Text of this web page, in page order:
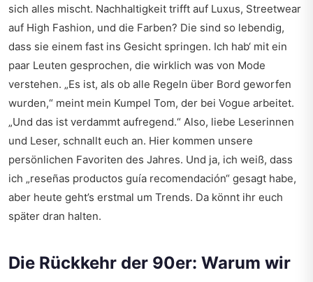
sich alles mischt. Nachhaltigkeit trifft auf Luxus, Streetwear
auf High Fashion, und die Farben? Die sind so lebendig,
dass sie einem fast ins Gesicht springen. Ich hab‘ mit ein
paar Leuten gesprochen, die wirklich was von Mode
verstehen. „Es ist, als ob alle Regeln über Bord geworfen
wurden,“ meint mein Kumpel Tom, der bei Vogue arbeitet.
„Und das ist verdammt aufregend.“ Also, liebe Leserinnen
und Leser, schnallt euch an. Hier kommen unsere
persönlichen Favoriten des Jahres. Und ja, ich weiß, dass
ich „reseñas productos guía recomendación“ gesagt habe,
aber heute geht’s erstmal um Trends. Da könnt ihr euch
später dran halten.
Die Rückkehr der 90er: Warum wir